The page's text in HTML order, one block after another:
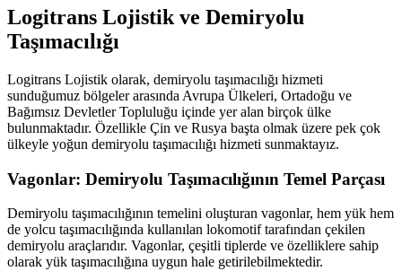
Logitrans Lojistik ve Demiryolu
Taşımacılığı
Logitrans Lojistik olarak, demiryolu taşımacılığı hizmeti
sunduğumuz bölgeler arasında Avrupa Ülkeleri, Ortadoğu ve
Bağımsız Devletler Topluluğu içinde yer alan birçok ülke
bulunmaktadır. Özellikle Çin ve Rusya başta olmak üzere pek çok
ülkeyle yoğun demiryolu taşımacılığı hizmeti sunmaktayız.
Vagonlar: Demiryolu Taşımacılığının Temel Parçası
Demiryolu taşımacılığının temelini oluşturan vagonlar, hem yük hem
de yolcu taşımacılığında kullanılan lokomotif tarafından çekilen
demiryolu araçlarıdır. Vagonlar, çeşitli tiplerde ve özelliklere sahip
olarak yük taşımacılığına uygun hale getirilebilmektedir.